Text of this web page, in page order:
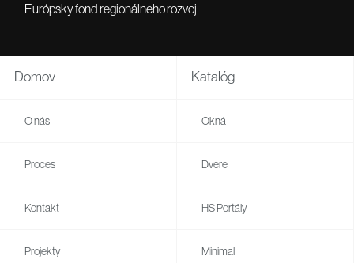
Európsky fond regionálneho rozvoj
Domov
O nás
Proces
Kontakt
Projekty
Katalóg
Okná
Dvere
HS Portály
Minimal